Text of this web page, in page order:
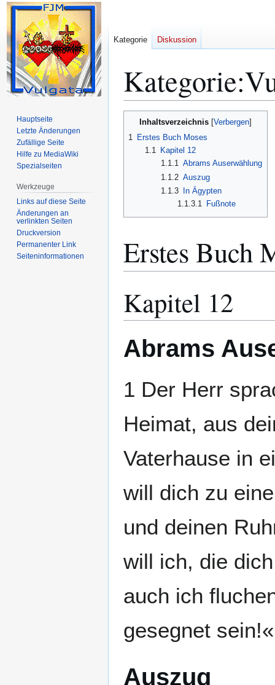
Kategorie:
Inhaltsverzeichnis
1 Erstes Buch Moses
1.1
Kapitel 12
1.1.1 Abrams Auserwählung
1.1.2 Auszug
1.1.3
In Ägypten
1.1.3.1
Fußnote
Erstes Buch
Kapitel 12
Abrams
1 Der Herr
Heimat, aus
Vaterhause in
will dich zu
und deinen
will ich, die
auch ich
gesegnet
Auszug
Kategorie Diskussion
Hauptseite
Letzte Änderungen
Zufällige Seite
Hilfe zu MediaWiki
Spezialseiten
Werkzeuge
Links auf diese Seite
Änderungen an
verlinkten Seiten
Druckversion
Permanenter Link
Seiten­­informationen